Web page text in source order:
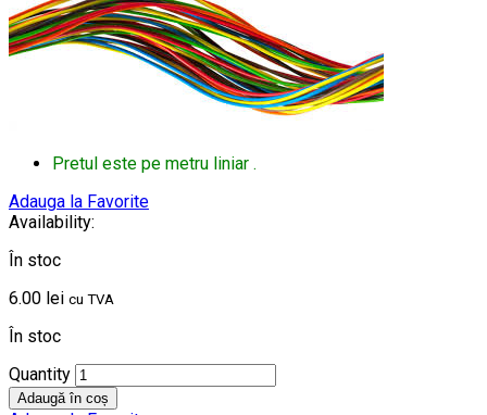
Pretul este pe metru liniar .
Adauga la Favorite
Availability:
În stoc
6.00 lei cu TVA
În stoc
Quantity
Adaugă în coș